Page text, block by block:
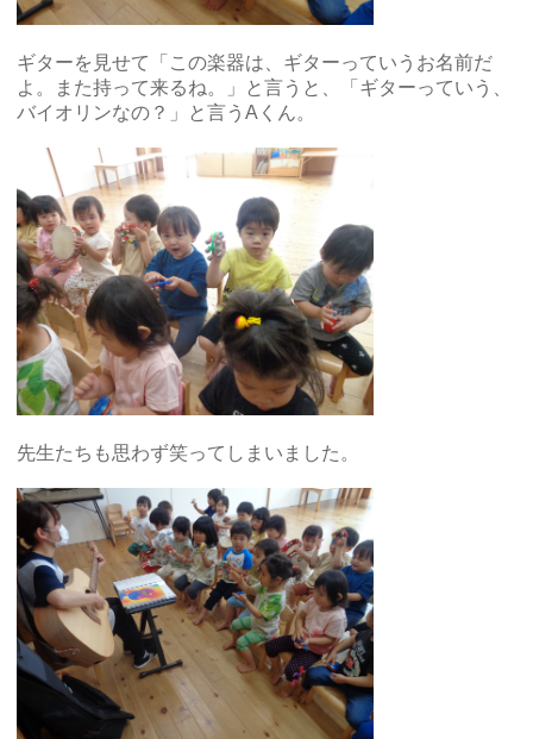
ギターを見せて「この楽器は、ギターっていうお名前だ
よ。また持って来るね。」と言うと、「ギターっていう、
バイオリンなの？」と言うAくん。
先生たちも思わず笑ってしまいました。